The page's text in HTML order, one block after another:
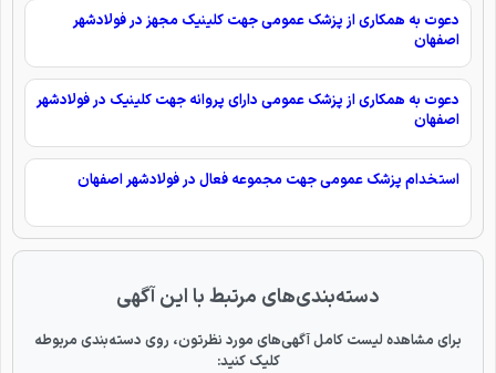
دعوت به همکاری از پزشک عمومی جهت کلینیک مجهز در فولادشهر
اصفهان
دعوت به همکاری از پزشک عمومی دارای پروانه جهت کلینیک در فولادشهر
اصفهان
استخدام پزشک عمومی جهت مجموعه فعال در فولادشهر اصفهان
دسته‌بندی‌های مرتبط با این آگهی
برای مشاهده لیست کامل آگهی‌های مورد نظرتون، روی دسته‌بندی مربوطه
کلیک کنید: